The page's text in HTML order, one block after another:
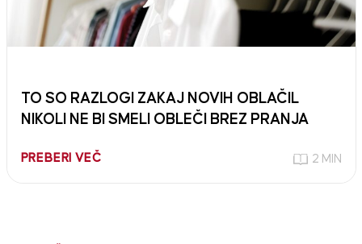
TO SO RAZLOGI ZAKAJ NOVIH OBLAČIL
NIKOLI NE BI SMELI OBLEČI BREZ PRANJA
PREBERI VEČ 2 MIN